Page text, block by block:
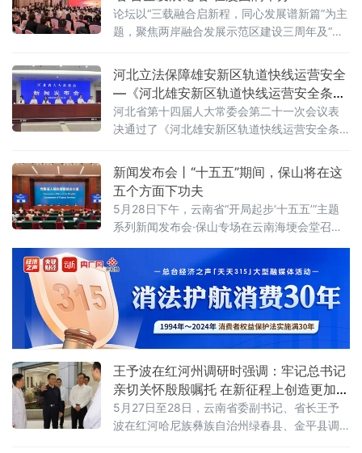
论坛以“三载融合启新程，同心发展谱新篇”为主
题，聚焦两岸融合发展示范区建设三周年及“十
作、提升台企融资服务、促进产业转型升级等
开展务实研讨，吸引两岸专家学者、台胞台
企、金融机构200余人参会，以金融活水助推福
建加快打造台胞
河北立法保障雄安新区轨道快线运营安全
—《河北雄安新区轨道快线运营安全条
例》看点解读
河北省第十四届人大常委会第二十一次会议表
决通过了《河北雄安新区轨道快线运营安全条
跨区域轨道交通运营安全管理的地方性法规
新闻发布会丨“十五五”期间，保山将在这
五个方面下功夫
5月28日下午，云南省“开局起步‘十五五’”主题
系列新闻发布会·保山专场在云南海埂会堂召
期保山市经济社会发展的总体目标、重点工
作，并回答记者提问。“十四五”时期，保山市紧
扣省委、省政府“3815”战略发展目标，扎实推
进系列三年行动，推动全市高质量发展取得显
著成效。五年来，全市经济总量稳步攀升，地
区生产总值突破1300亿元，人均GDP达到5.6
万元；发展动
王予波在红河州调研时强调：牢记总书记
亲切关怀殷殷嘱托 在新征程上创造更加美
好生活
5月27日至28日，云南省委副书记、省长王予
波在红河哈尼族彝族自治州绿春县、金平县调